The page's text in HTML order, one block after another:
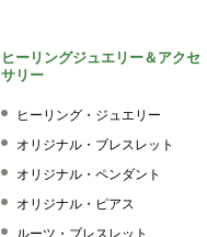
ヒーリングジュエリー＆アクセ
サリー
ヒーリング・ジュエリー
オリジナル・ブレスレット
オリジナル・ペンダント
オリジナル・ピアス
ルーツ・ブレスレット